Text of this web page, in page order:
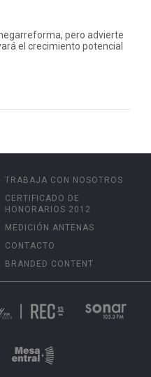
pero advierte
el crecimiento potencial
TRABAJA CON NOSOTROS
CERTIFICADO DE
HONORARIOS 2012
MEDICIÓN ANTENAS
CONTACTO
BRANDED CONTENT